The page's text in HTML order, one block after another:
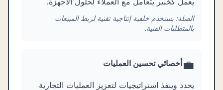
الصلة: يستخدم خلفية إنتاجية تقنية لربط المبيعات
بالمتطلبات الفنية.
💼 أخصائي تحسين العمليات
يحدد وينفذ استراتيجيات لتعزيز العمليات التجارية